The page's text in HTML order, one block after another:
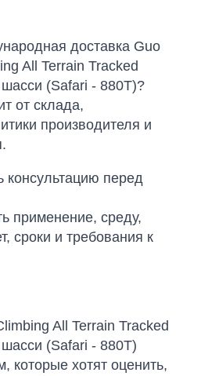
доставка Guo
All Terrain Tracked
(Safari - 880T)?
от склада,
производителя и
консультацию перед
применение, среду,
сроки и требования к
All Terrain Tracked
(Safari - 880T)
которые хотят оценить,